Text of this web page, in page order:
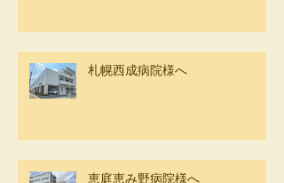
札幌西成病院様へ
恵庭恵み野病院様へ